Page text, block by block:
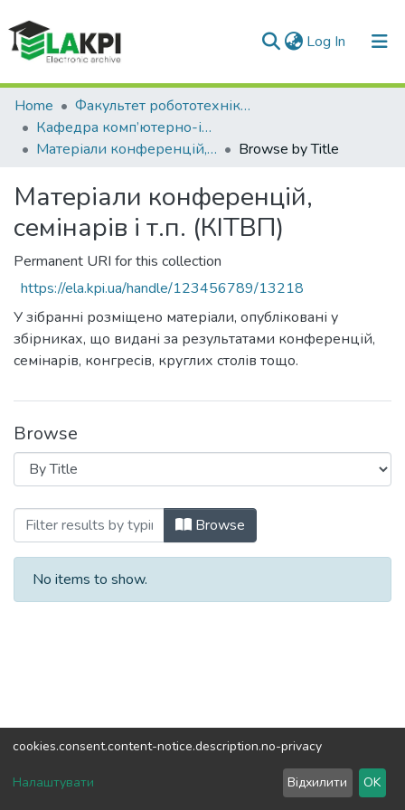
Log In (current)
Communities & Collections
All of DSpace
Home
Факультет робототехніки та приладобудування (ФРП)
Кафедра комп’ютерно-інтегрованих технологій виробництва приладів (КІТВП)
Матеріали конференцій, семінарів і т.п. (КІТВП)
Browse by Title
Матеріали конференцій,
семінарів і т.п. (КІТВП)
Permanent URI for this collection
https://ela.kpi.ua/handle/123456789/13218
У зібранні розміщено матеріали, опубліковані у
збірниках, що видані за результатами конференцій,
семінарів, конгресів, круглих столів тощо.
Browse
Browsing Матеріали конференцій,
Browse
No items to show.
DSpace software copyright © 2002-2026LYRASIS
Send Feedback
cookies.consent.content-notice.description.no-privacy
Налаштувати Відхилити OK